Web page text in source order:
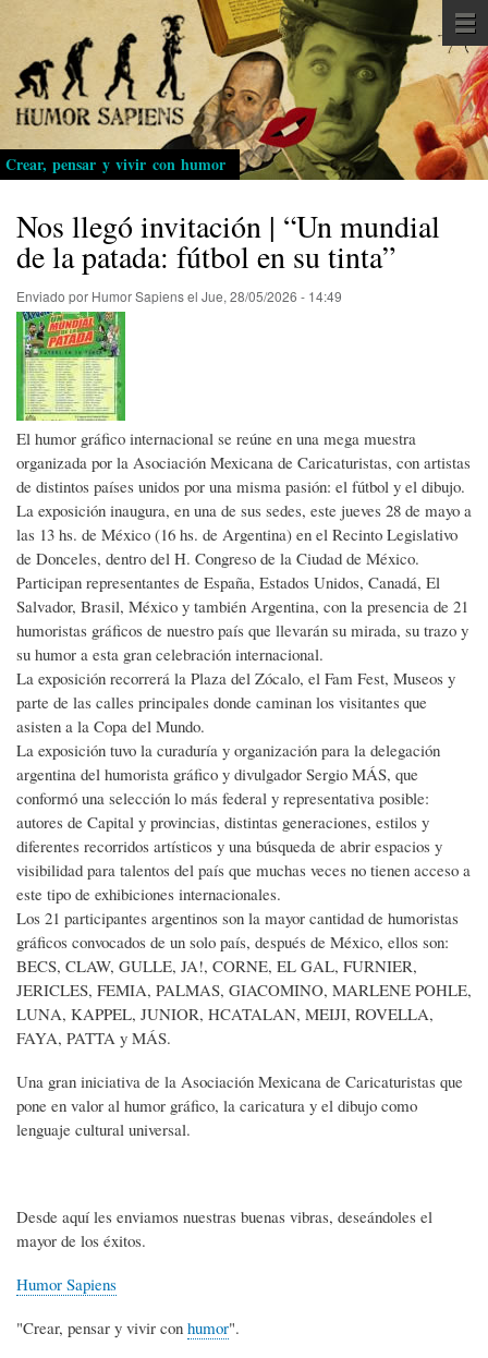
Pasar
al
contenido
principal
Crear, pensar y vivir con humor
Nos llegó invitación | “Un mundial
de la patada: fútbol en su tinta”
Enviado por Humor Sapiensel Jue, 28/05/2026 - 14:49
El humor gráfico internacional se reúne en una mega muestra
organizada por la Asociación Mexicana de Caricaturistas, con artistas
de distintos países unidos por una misma pasión: el fútbol y el dibujo.
La exposición inaugura, en una de sus sedes, este jueves 28 de mayo a
las 13 hs. de México (16 hs. de Argentina) en el Recinto Legislativo
de Donceles, dentro del H. Congreso de la Ciudad de México.
Participan representantes de España, Estados Unidos, Canadá, El
Salvador, Brasil, México y también Argentina, con la presencia de 21
humoristas gráficos de nuestro país que llevarán su mirada, su trazo y
su humor a esta gran celebración internacional.
La exposición recorrerá la Plaza del Zócalo, el Fam Fest, Museos y
parte de las calles principales donde caminan los visitantes que
asisten a la Copa del Mundo.
La exposición tuvo la curaduría y organización para la delegación
argentina del humorista gráfico y divulgador Sergio MÁS, que
conformó una selección lo más federal y representativa posible:
autores de Capital y provincias, distintas generaciones, estilos y
diferentes recorridos artísticos y una búsqueda de abrir espacios y
visibilidad para talentos del país que muchas veces no tienen acceso a
este tipo de exhibiciones internacionales.
Los 21 participantes argentinos son la mayor cantidad de humoristas
gráficos convocados de un solo país, después de México, ellos son:
BECS, CLAW, GULLE, JA!, CORNE, EL GAL, FURNIER,
JERICLES, FEMIA, PALMAS, GIACOMINO, MARLENE POHLE,
LUNA, KAPPEL, JUNIOR, HCATALAN, MEIJI, ROVELLA,
FAYA, PATTA y MÁS.
Una gran iniciativa de la Asociación Mexicana de Caricaturistas que
pone en valor al humor gráfico, la caricatura y el dibujo como
lenguaje cultural universal.
Desde aquí les enviamos nuestras buenas vibras, deseándoles el
mayor de los éxitos.
Humor Sapiens
"Crear, pensar y vivir con humor".